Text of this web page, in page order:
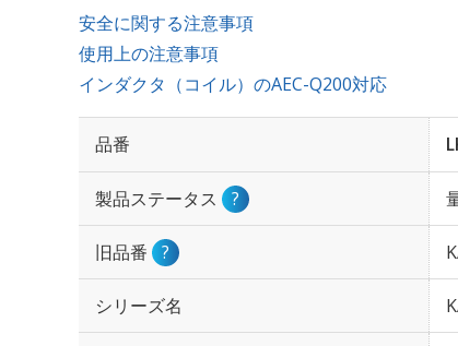
安全に関する注意事項
使用上の注意事項
インダクタ（コイル）のAEC-Q200対応
品番
製品ステータス ?
旧品番 ?
シリーズ名